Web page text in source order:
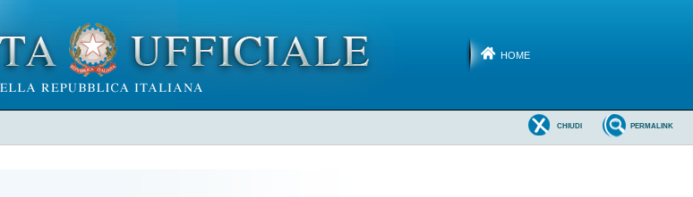
HOME
PERMALINK
CHIUDI